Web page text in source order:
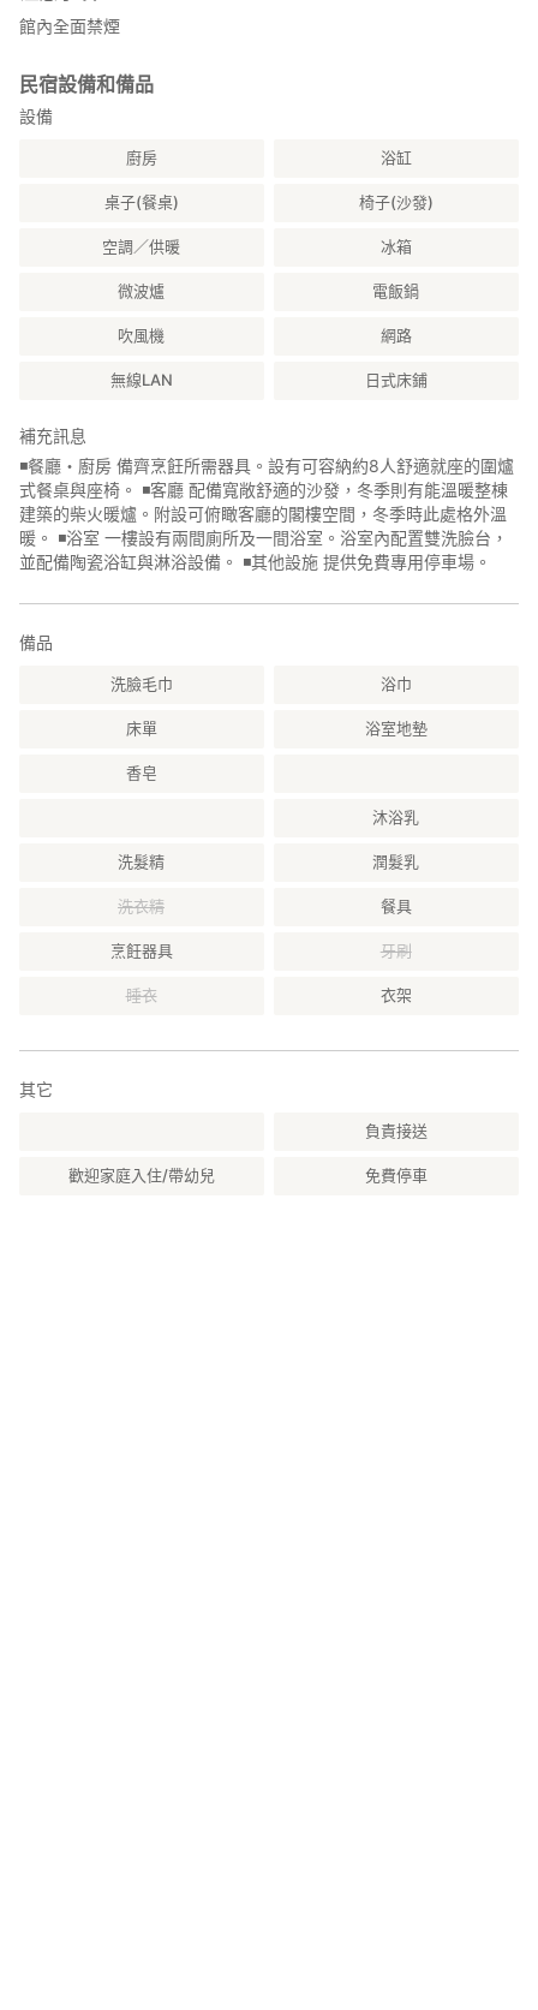
館內全面禁煙
民宿設備和備品
設備
廚房 浴缸
桌子(餐桌) 椅子(沙發)
空調／供暖 冰箱
微波爐 電飯鍋
吹風機 網路
無線LAN 日式床鋪
補充訊息
◾️餐廳・廚房 備齊烹飪所需器具。設有可容納約8人舒適就座的圍爐
式餐桌與座椅。 ◾️客廳 配備寬敞舒適的沙發，冬季則有能溫暖整棟
建築的柴火暖爐。附設可俯瞰客廳的閣樓空間，冬季時此處格外溫
暖。 ◾️浴室 一樓設有兩間廁所及一間浴室。浴室內配置雙洗臉台，
並配備陶瓷浴缸與淋浴設備。 ◾️其他設施 提供免費專用停車場。
備品
洗臉毛巾 浴巾
床單 浴室地墊
香皂
沐浴乳
洗髮精 潤髮乳
洗衣精 餐具
烹飪器具 牙刷
睡衣 衣架
其它
負責接送
歡迎家庭入住/帶幼兒 免費停車